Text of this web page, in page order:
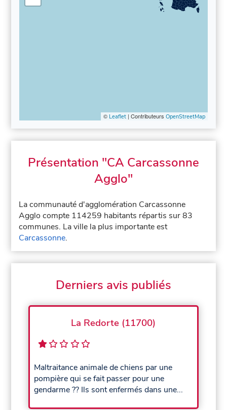
© Leaflet| Contributeurs OpenStreetMap
Présentation "CA Carcassonne
Agglo"
La communauté d'agglomération Carcassonne
Agglo compte 114259 habitants répartis sur 83
communes. La ville la plus importante est
Carcassonne.
Derniers avis publiés
La Redorte (11700)
Maltraitance animale de chiens par une
pompière qui se fait passer pour une
gendarme ?? Ils sont enfermés dans une...